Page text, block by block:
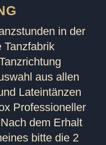
in der
Tanzfabrik
aus allen
Lateintänzen
Professioneller
dem Erhalt
bitte die 2